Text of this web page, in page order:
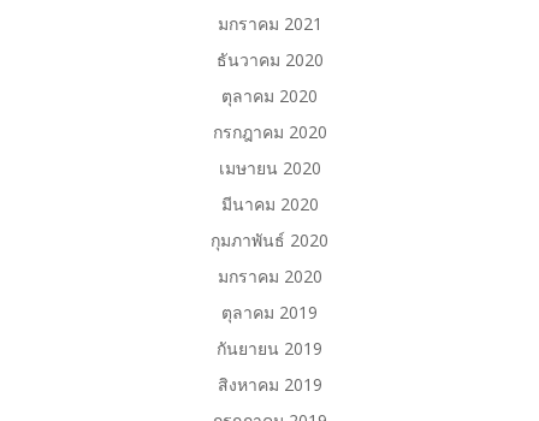
มกราคม 2021
ธันวาคม 2020
ตุลาคม 2020
กรกฎาคม 2020
เมษายน 2020
มีนาคม 2020
กุมภาพันธ์ 2020
มกราคม 2020
ตุลาคม 2019
กันยายน 2019
สิงหาคม 2019